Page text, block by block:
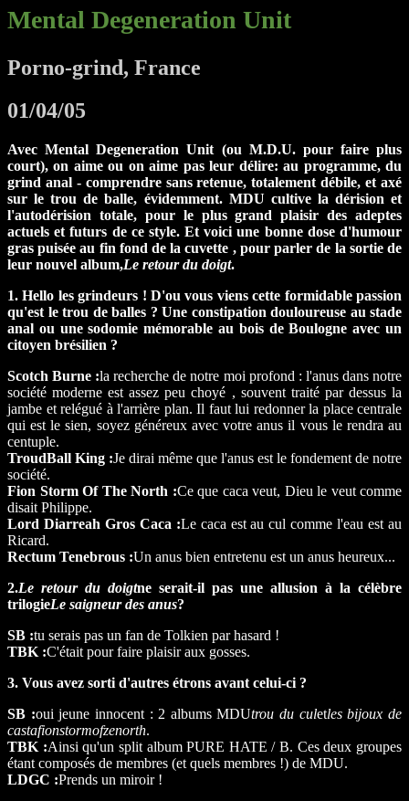
Mental Degeneration Unit
Porno-grind, France
01/04/05
Avec Mental Degeneration Unit (ou M.D.U. pour faire plus
court), on aime ou on aime pas leur délire: au programme, du
grind anal - comprendre sans retenue, totalement débile, et axé
sur le trou de balle, évidemment. MDU cultive la dérision et
l'autodérision totale, pour le plus grand plaisir des adeptes
actuels et futurs de ce style. Et voici une bonne dose d'humour
gras puisée au fin fond de la cuvette , pour parler de la sortie de
leur nouvel album,Le retour du doigt.
1. Hello les grindeurs ! D'ou vous viens cette formidable passion
qu'est le trou de balles ? Une constipation douloureuse au stade
anal ou une sodomie mémorable au bois de Boulogne avec un
citoyen brésilien ?
Scotch Burne :la recherche de notre moi profond : l'anus dans notre
société moderne est assez peu choyé , souvent traité par dessus la
jambe et relégué à l'arrière plan. Il faut lui redonner la place centrale
qui est le sien, soyez généreux avec votre anus il vous le rendra au
centuple.
TroudBall King :Je dirai même que l'anus est le fondement de notre
société.
Fion Storm Of The North :Ce que caca veut, Dieu le veut comme
disait Philippe.
Lord Diarreah Gros Caca :Le caca est au cul comme l'eau est au
Ricard.
Rectum Tenebrous :Un anus bien entretenu est un anus heureux...
2.Le retour du doigtne serait-il pas une allusion à la célèbre
trilogieLe saigneur des anus?
SB :tu serais pas un fan de Tolkien par hasard !
TBK :C'était pour faire plaisir aux gosses.
3. Vous avez sorti d'autres étrons avant celui-ci ?
SB :oui jeune innocent : 2 albums MDUtrou du culetles bijoux de
castafionstormofzenorth.
TBK :Ainsi qu'un split album PURE HATE / B. Ces deux groupes
étant composés de membres (et quels membres !) de MDU.
LDGC :Prends un miroir !